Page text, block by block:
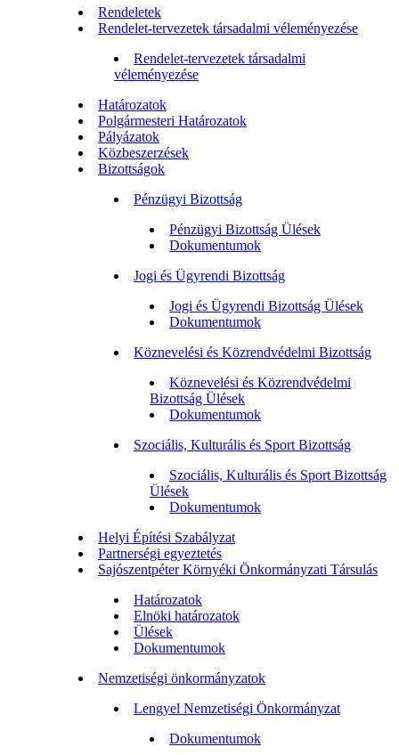
Rendeletek
Rendelet-tervezetek társadalmi véleményezése
Rendelet-tervezetek társadalmi
véleményezése
Határozatok
Polgármesteri Határozatok
Pályázatok
Közbeszerzések
Bizottságok
Pénzügyi Bizottság
Pénzügyi Bizottság Ülések
Dokumentumok
Jogi és Ügyrendi Bizottság
Jogi és Ügyrendi Bizottság Ülések
Dokumentumok
Köznevelési és Közrendvédelmi Bizottság
Köznevelési és Közrendvédelmi
Bizottság Ülések
Dokumentumok
Szociális, Kulturális és Sport Bizottság
Szociális, Kulturális és Sport Bizottság
Ülések
Dokumentumok
Helyi Építési Szabályzat
Partnerségi egyeztetés
Sajószentpéter Környéki Önkormányzati Társulás
Határozatok
Elnöki határozatok
Ülések
Dokumentumok
Nemzetiségi önkormányzatok
Lengyel Nemzetiségi Önkormányzat
Dokumentumok